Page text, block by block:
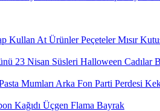
Kullan At ÜrünlerPeçetelerMısır
23 Nisan Süsleri Halloween Cadılar
Mumları Arka Fon Parti Perdesi
Kağıdı Üçgen Flama Bayrak